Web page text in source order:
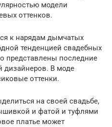
модели
оттенков.
к нарядам дымчатых
тенденцией свадебных
представлены последние
дизайнеров. В моде
оттенки.
на своей свадьбе,
и фатой и туфлями
платье может